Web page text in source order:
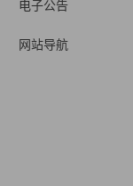
电子公告
网站导航